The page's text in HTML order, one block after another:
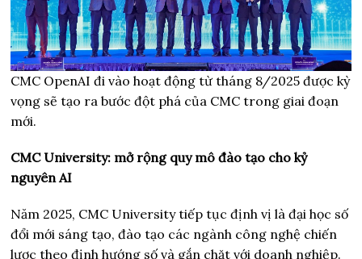
CMC OpenAI đi vào hoạt động từ tháng 8/2025 được kỳ
vọng sẽ tạo ra bước đột phá của CMC trong giai đoạn
mới.
CMC University: mở rộng quy mô đào tạo cho kỷ
nguyên AI
Năm 2025, CMC University tiếp tục định vị là đại học số
đổi mới sáng tạo, đào tạo các ngành công nghệ chiến
lược theo định hướng số và gắn chặt với doanh nghiệp.